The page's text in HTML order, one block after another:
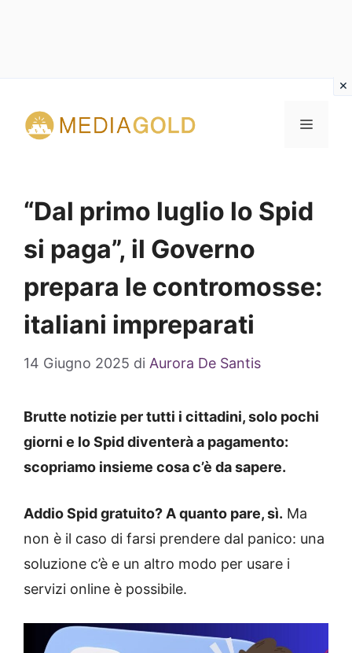
contenuto
MENU
“Dal primo luglio lo Spid
si paga”, il Governo
prepara le contromosse:
italiani impreparati
14 Giugno 2025 di Aurora De Santis
Brutte notizie per tutti i cittadini, solo pochi
giorni e lo Spid diventerà a pagamento:
scopriamo insieme cosa c’è da sapere.
Addio Spid gratuito? A quanto pare, sì. Ma
non è il caso di farsi prendere dal panico: una
soluzione c’è e un altro modo per usare i
servizi online è possibile.